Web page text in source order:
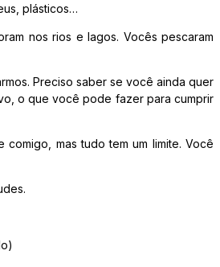
plásticos…
nos rios e lagos. Vocês pescaram
Preciso saber se você ainda quer
o que você pode fazer para cumprir
comigo, mas tudo tem um limite. Você